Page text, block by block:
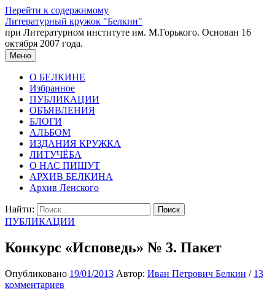
Перейти к содержимому
Литературный кружок "Белкин"
при Литературном институте им. М.Горького. Основан 16
октября 2007 года.
Меню
О БЕЛКИНЕ
Избранное
ПУБЛИКАЦИИ
ОБЪЯВЛЕНИЯ
БЛОГИ
АЛЬБОМ
ИЗДАНИЯ КРУЖКА
ЛИТУЧЁБА
О НАС ПИШУТ
АРХИВ БЕЛКИНА
Архив Ленского
Найти:
ПУБЛИКАЦИИ
Конкурс «Исповедь» № 3. Пакет
Опубликовано 19/01/2013 Автор: Иван Петрович Белкин / 13
комментариев